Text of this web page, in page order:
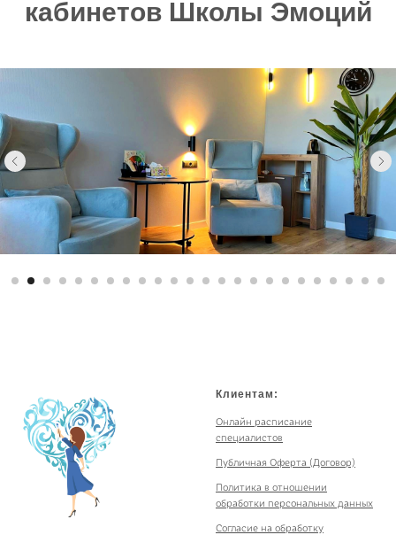
кабинетов Школы Эмоций
Клиентам:
Онлайн расписание
специалистов
Публичная Оферта (Договор)
Политика в отношении
обработки персональных данных
Согласие на обработку